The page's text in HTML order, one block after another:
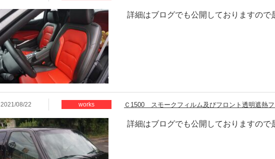
詳細はブログでも公開しておりますので
2021/08/22 works Ｃ1500 スモークフィルム及びフロント透明遮熱
詳細はブログでも公開しておりますので